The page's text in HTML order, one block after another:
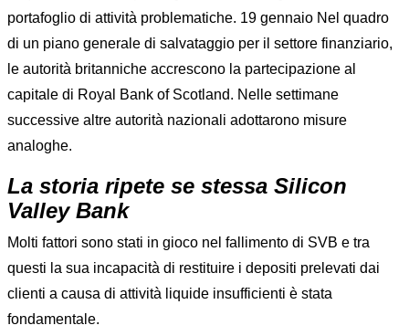
portafoglio di attività problematiche. 19 gennaio Nel quadro
di un piano generale di salvataggio per il settore finanziario,
le autorità britanniche accrescono la partecipazione al
capitale di Royal Bank of Scotland. Nelle settimane
successive altre autorità nazionali adottarono misure
analoghe.
La storia ripete se stessa Silicon
Valley Bank
Molti fattori sono stati in gioco nel fallimento di SVB e tra
questi la sua incapacità di restituire i depositi prelevati dai
clienti a causa di attività liquide insufficienti è stata
fondamentale.